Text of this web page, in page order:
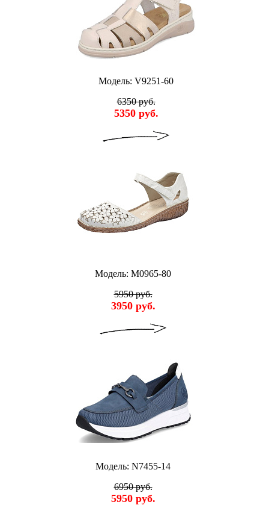
Модель: V9251-60
6350 руб.
5350 руб.
Модель: M0965-80
5950 руб.
3950 руб.
Модель: N7455-14
6950 руб.
5950 руб.